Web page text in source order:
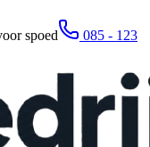
spoed
085 - 123